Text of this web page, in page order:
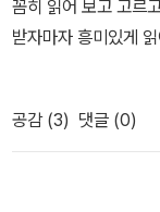
낭만적이고, 조금 과
에서 가장 거대한 생
여줍니다. 곳곳에 심
다. 시선을 에이해브
들을 잡고, 경뇌유를
도움을 요청하지만,
을 직감한다.​구멍 나
판도 새로 만들고'에
예정된 미래의 시간
시에 소멸시켜벼리
의 끝이었다. 에이해
단지 구체적인가해자
피를 통한 카타르시
꼼히 읽어 보고 고르
받자마자 흥미있게
공감 (3) 댓글 (0)